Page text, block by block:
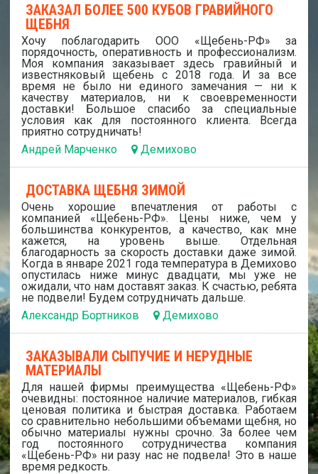
ЗАКАЗАЛ БОЛЕЕ 500 КУБОВ ГРАВИЙНОГО
ЩЕБНЯ
Хочу поблагодарить ООО «Щебень-РФ» за
порядочность, оперативность и профессионализм.
Моя компания заказывает здесь гравийный и
известняковый щебень с 2018 года. И за все
время не было ни единого замечания — ни к
качеству материалов, ни к своевременности
доставки! Большое спасибо за специальные
условия как для постоянного клиента. Всегда
приятно сотрудничать!
Андрей Марченко
Демихово
ДОСТАВКА ЩЕБНЯ ЗИМОЙ
Очень хорошие впечатления от работы с
компанией «Щебень-РФ». Цены ниже, чем у
большинства конкурентов, а качество, как мне
кажется, на уровень выше. Отдельная
благодарность за скорость доставки даже зимой.
Когда в январе 2021 года температура в Демихово
опустилась ниже минус двадцати, мы уже не
ожидали, что нам доставят заказ. К счастью, ребята
не подвели! Будем сотрудничать дальше.
Александр Бортников
Демихово
ЗАКАЗЫВАЛИ СЫПУЧИЕ И НЕРУДНЫЕ
МАТЕРИАЛЫ
Для нашей фирмы преимущества «Щебень-РФ»
очевидны: постоянное наличие материалов, гибкая
ценовая политика и быстрая доставка. Работаем
со сравнительно небольшими объемами щебня, но
обычно материалы нужны срочно. За более чем
год постоянного сотрудничества компания
«Щебень-РФ» ни разу нас не подвела! Это в наше
время редкость.